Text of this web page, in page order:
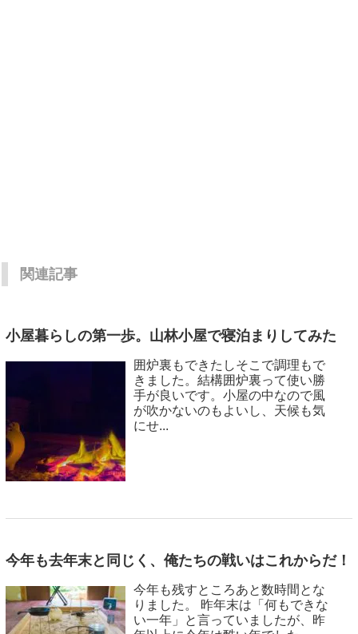
関連記事
小屋暮らしの第一歩。山林小屋で寝泊まりしてみた
囲炉裏もできたしそこで調理もで
きました。結構囲炉裏って使い勝
手が良いです。小屋の中なので風
が吹かないのもよいし、天候も気
にせ...
今年も去年末と同じく、俺たちの戦いはこれからだ！
今年も残すところあと数時間とな
りました。 昨年末は「何もできな
い一年」と言っていましたが、昨